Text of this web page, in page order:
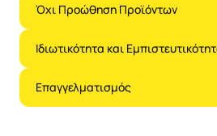
Όχι Προώθηση Προϊόντων
Ιδιωτικότητα και
Επαγγελματισμός